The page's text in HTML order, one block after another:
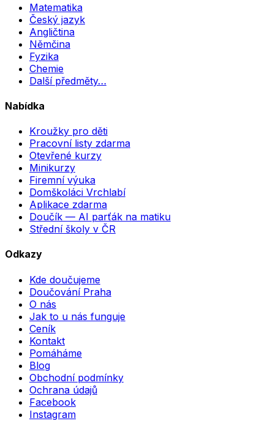
Matematika
Český jazyk
Angličtina
Němčina
Fyzika
Chemie
Další předměty…
Nabídka
Kroužky pro děti
Pracovní listy zdarma
Otevřené kurzy
Minikurzy
Firemní výuka
Domškoláci Vrchlabí
Aplikace zdarma
Doučík — AI parťák na matiku
Střední školy v ČR
Odkazy
Kde doučujeme
Doučování Praha
O nás
Jak to u nás funguje
Ceník
Kontakt
Pomáháme
Blog
Obchodní podmínky
Ochrana údajů
Facebook
Instagram